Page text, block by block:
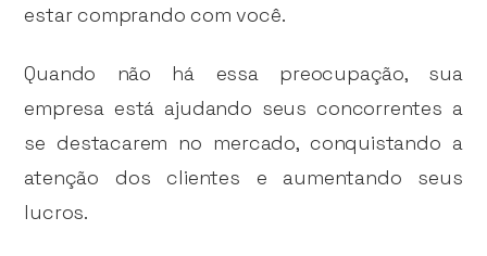
estar comprando com você.
Quando não há essa preocupação, sua
empresa está ajudando seus concorrentes a
se destacarem no mercado, conquistando a
atenção dos clientes e aumentando seus
lucros.